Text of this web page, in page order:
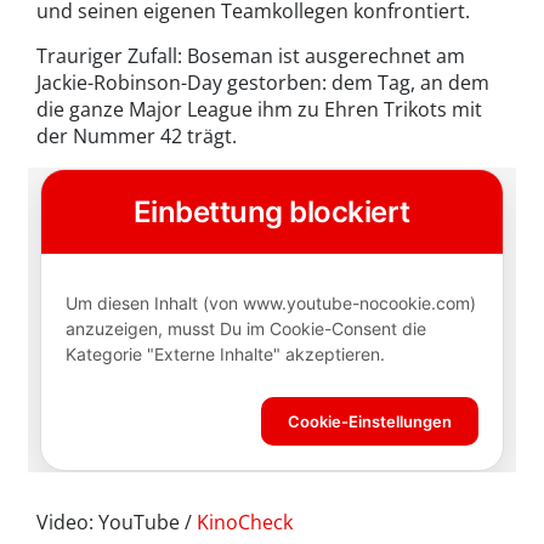
und seinen eigenen Teamkollegen konfrontiert.
Trauriger Zufall: Boseman ist ausgerechnet am
Jackie-Robinson-Day gestorben: dem Tag, an dem
die ganze Major League ihm zu Ehren Trikots mit
der Nummer 42 trägt.
Video: YouTube / KinoCheck